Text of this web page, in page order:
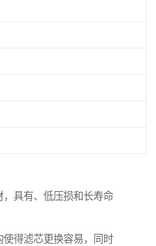
具有、低压损和长寿命
得滤芯更换容易，同时